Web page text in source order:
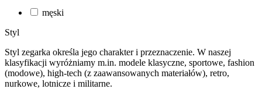
męski
Styl
Styl zegarka określa jego charakter i przeznaczenie. W naszej
klasyfikacji wyróżniamy m.in. modele klasyczne, sportowe, fashion
(modowe), high-tech (z zaawansowanych materiałów), retro,
nurkowe, lotnicze i militarne.